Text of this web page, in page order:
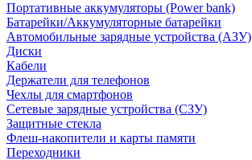
Портативные аккумуляторы (Power bank)
Батарейки/Аккумуляторные батарейки
Автомобильные зарядные устройства (АЗУ)
Диски
Кабели
Держатели для телефонов
Чехлы для смартфонов
Сетевые зарядные устройства (СЗУ)
Защитные стекла
Флеш-накопители и карты памяти
Переходники